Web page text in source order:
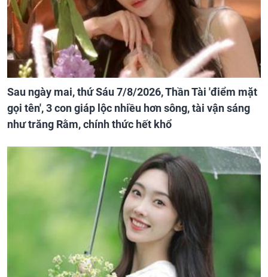
Sau ngày mai, thứ Sáu 7/8/2026, Thần Tài 'điểm mặt
gọi tên', 3 con giáp lộc nhiều hơn sông, tài vận sáng
như trăng Rằm, chính thức hết khổ